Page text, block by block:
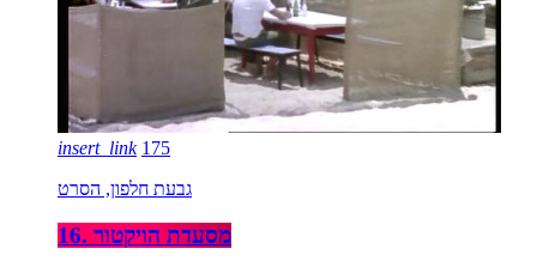
insert_link 175
גבעת חלפון, הסרט
16. מסעדת הויקטור